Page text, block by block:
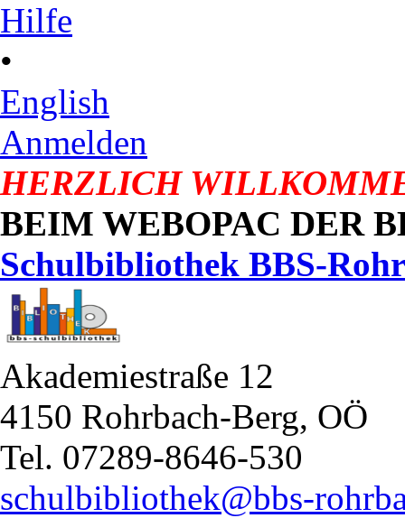
Hilfe
•
English
Anmelden
HERZLICH
BEIM WEBOPAC DER
Schulbibliothek BBS-
Akademiestraße 12
4150 Rohrbach-Berg, OÖ
Tel. 07289-8646-530
schulbibliothek@bbs-